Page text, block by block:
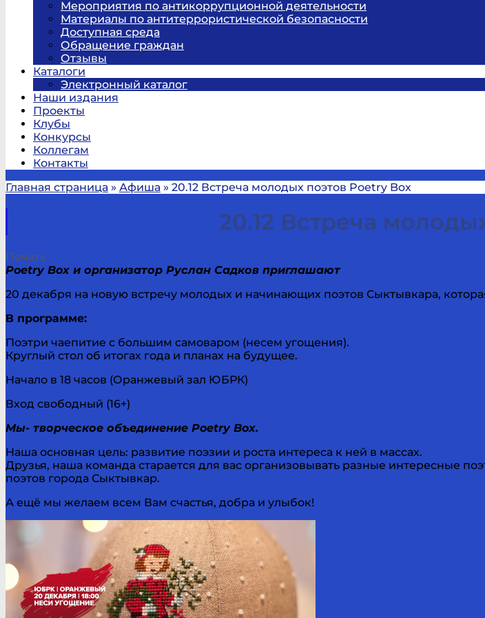
Мероприятия по антикоррупционной деятельности
Материалы по антитеррористической безопасности
Доступная среда
Обращение граждан
Отзывы
Каталоги
Электронный каталог
Наши издания
Проекты
Клубы
Конкурсы
Коллегам
Контакты
Главная страница » Афиша » 20.12 Встреча молодых поэтов Poetry Box
20.12 Встреча
Печать
Poetry Box и организатор Руслан Садков приглашают
20 декабря на новую встречу молодых и начинающих поэтов Сыктывкара,
В программе:
Поэтри чаепитие с большим самоваром (несем угощения).
Круглый стол об итогах года и планах на будущее.
Начало в 18 часов (Оранжевый зал ЮБРК)
Вход свободный (16+)
Мы- творческое объединение Poetry Box.
Наша основная цель: развитие поэзии и роста интереса к ней в массах.
Друзья, наша команда старается для вас организовывать разные интересные
поэтов города Сыктывкар.
А ещё мы желаем всем Вам счастья, добра и улыбок!